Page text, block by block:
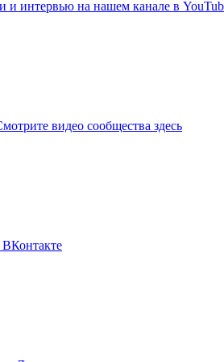
и интервью на нашем канале в
видео сообщества здесь